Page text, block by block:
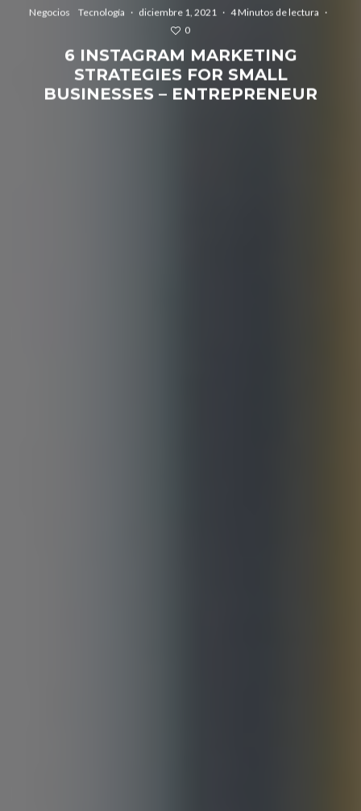
Negocios Tecnología · diciembre 1, 2021 · 4 Minutos de lectura ·
0
6 INSTAGRAM MARKETING
STRATEGIES FOR SMALL
BUSINESSES – ENTREPRENEUR